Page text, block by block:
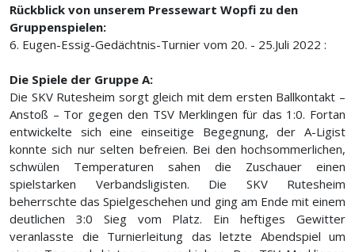
Rückblick von unserem Pressewart Wopfi zu den
Gruppenspielen:
6. Eugen-Essig-Gedächtnis-Turnier vom 20. - 25.Juli 2022 :
Die Spiele der Gruppe A:
Die SKV Rutesheim sorgt gleich mit dem ersten Ballkontakt –
Anstoß – Tor gegen den TSV Merklingen für das 1:0. Fortan
entwickelte sich eine einseitige Begegnung, der A-Ligist
konnte sich nur selten befreien. Bei den hochsommerlichen,
schwülen Temperaturen sahen die Zuschauer einen
spielstarken Verbandsligisten. Die SKV Rutesheim
beherrschte das Spielgeschehen und ging am Ende mit einem
deutlichen 3:0 Sieg vom Platz. Ein heftiges Gewitter
veranlasste die Turnierleitung das letzte Abendspiel um